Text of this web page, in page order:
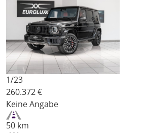
1/23
260.372 €
Keine Angabe
50 km